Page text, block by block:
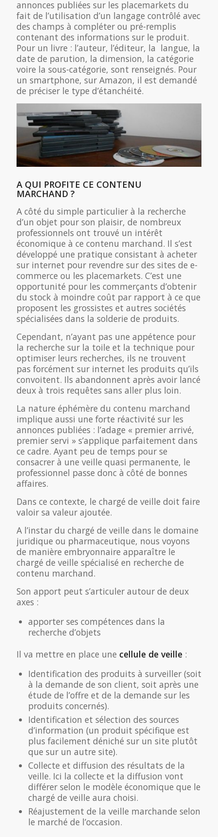
annonces publiées sur les placemarkets du
fait de l’utilisation d’un langage contrôlé avec
des champs à compléter ou pré-remplis
contenant des informations sur le produit.
Pour un livre : l’auteur, l’éditeur, la langue, la
date de parution, la dimension, la catégorie
voire la sous-catégorie, sont renseignés. Pour
un smartphone, sur Amazon, il est demandé
de préciser le type d’étanchéité.
A QUI PROFITE CE CONTENU
MARCHAND ?
A côté du simple particulier à la recherche
d’un objet pour son plaisir, de nombreux
professionnels ont trouvé un intérêt
économique à ce contenu marchand. Il s’est
développé une pratique consistant à acheter
sur internet pour revendre sur des sites de e-
commerce ou les placemarkets. C’est une
opportunité pour les commerçants d’obtenir
du stock à moindre coût par rapport à ce que
proposent les grossistes et autres sociétés
spécialisées dans la solderie de produits.
Cependant, n’ayant pas une appétence pour
la recherche sur la toile et la technique pour
optimiser leurs recherches, ils ne trouvent
pas forcément sur internet les produits qu’ils
convoitent. Ils abandonnent après avoir lancé
deux à trois requêtes sans aller plus loin.
La nature éphémère du contenu marchand
implique aussi une forte réactivité sur les
annonces publiées : l’adage « premier arrivé,
premier servi » s’applique parfaitement dans
ce cadre. Ayant peu de temps pour se
consacrer à une veille quasi permanente, le
professionnel passe donc à côté de bonnes
affaires.
Dans ce contexte, le chargé de veille doit faire
valoir sa valeur ajoutée.
A l’instar du chargé de veille dans le domaine
juridique ou pharmaceutique, nous voyons
de manière embryonnaire apparaître le
chargé de veille spécialisé en recherche de
contenu marchand.
Son apport peut s’articuler autour de deux
axes :
apporter ses compétences dans la
recherche d’objets
Il va mettre en place une cellule de veille :
Identification des produits à surveiller (soit
à la demande de son client, soit après une
étude de l’offre et de la demande sur les
produits concernés).
Identification et sélection des sources
d’information (un produit spécifique est
plus facilement déniché sur un site plutôt
que sur un autre site).
Collecte et diffusion des résultats de la
veille. Ici la collecte et la diffusion vont
différer selon le modèle économique que le
chargé de veille aura choisi.
Réajustement de la veille marchande selon
le marché de l’occasion.